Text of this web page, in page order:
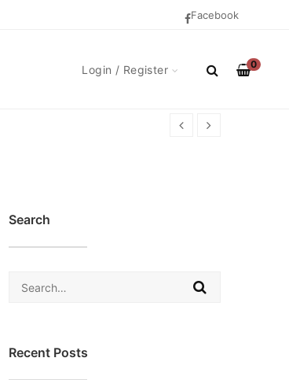
Facebook
Login / Register 0
Search
Search
for:
Recent Posts